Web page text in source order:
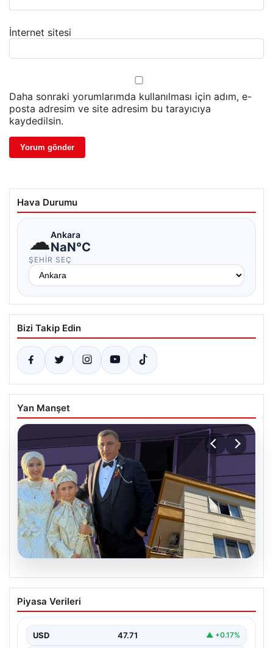
İnternet sitesi
Daha sonraki yorumlarımda kullanılması için adım, e-
posta adresim ve site adresim bu tarayıcıya
kaydedilsin.
Hava Durumu
☁Ankara
NaN°C
ŞEHIR SEÇ
Bizi Takip Edin
Yan Manşet
Çanakkale’de böcek ilaçlaması felakete
dönüştü. Yusuf öldü, annesi yoğun
Piyasa Verileri
USD 47.71 ▲ +0.17%